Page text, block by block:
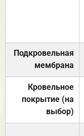
Подкровельная
мембрана
Кровельное
покрытие (на
выбор)